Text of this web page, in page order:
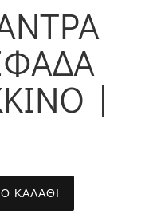
|
ΚΑΛΆΘΙ